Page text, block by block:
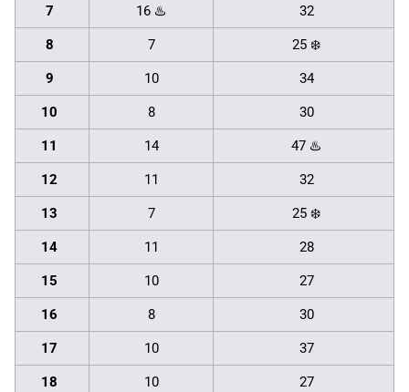
7 16 ♨️ 32
8 7 25 ❄️
9 10 34
10 8 30
11 14 47 ♨️
12 11 32
13 7 25 ❄️
14 11 28
15 10 27
16 8 30
17 10 37
18 10 27